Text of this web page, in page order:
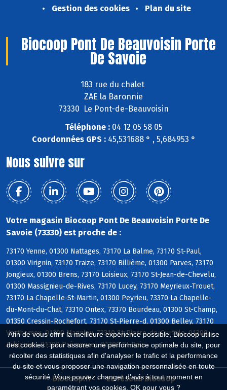
Afin de vous offrir la meilleure expérience possible, Biocoop utilise
des cookies : pour assurer une performance optimale du site, pour
récolter des statistiques afin d'analyser le trafic et la performance
du site et vous proposer une navigation personnalisée en toute
sécurité. Vous pouvez changer d'avis à tout moment en
paramétrant vos cookies. OK pour vous ?
Gestion des cookies
Plan du site
Biocoop Pont De Beauvoisin Porte
De Savoie
183 rue du chalet
ZAE la Baronnie
73330 Le Pont-de-Beauvoisin
Téléphone :04 12 05 58 05
Coordonnées GPS :45,531688 ° , 5,684953 °
Nous suivre sur
Votre magasin Biocoop Pont De Beauvoisin Porte De
Savoie (73330) est proche de :
73170 Yenne, 01300 Nattages, 73170 La Balme, 73170 St-Paul,
01300 Virignin, 73170 Traize, 73170 Billième, 01300 Parves, 73170
Jongieux, 01300 Brens, 73170 Loisieux, 73170 St-Jean-de-Chevelu,
01300 Massignieu-de-Rives, 73170 Lucey, 73170 Meyrieux-Trouet,
73170 La Chapelle-St-Martin, 01300 Peyrieu, 73370 La Chapelle-
du-Mont-du-Chat, 73310 Ontex, 73370 Bourdeau, 01300 St-Champ,
01350 Cressin-Rochefort, 73170 St-Pierre-d, 01300 Belley, 73170
Verthemex, 01300 Magnieu, 73310 St-Pierre-de-Curtille, 01300
Arbignieu, 01300 Prémeyzel, 01300 St-Bois
Biocoop.fr
Le réseau Biocoop